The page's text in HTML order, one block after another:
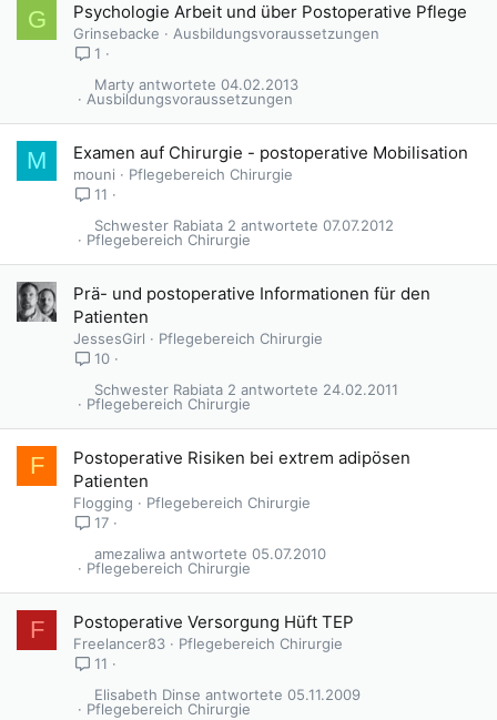
G Psychologie Arbeit und über Postoperative Pflege
Grinsebacke
Ausbildungsvoraussetzungen
1
Ausbildungsvoraussetzungen
04.02.2013
Marty
M Examen auf Chirurgie - postoperative Mobilisation
mouni
Pflegebereich Chirurgie
11
Pflegebereich Chirurgie
07.07.2012
Schwester Rabiata 2
Prä- und postoperative Informationen für den
Patienten
JessesGirl
Pflegebereich Chirurgie
10
Pflegebereich Chirurgie
24.02.2011
Schwester Rabiata 2
F
Postoperative Risiken bei extrem adipösen
Patienten
Flogging
Pflegebereich Chirurgie
17
Pflegebereich Chirurgie
05.07.2010
amezaliwa
F Postoperative Versorgung Hüft TEP
Freelancer83
Pflegebereich Chirurgie
11
Pflegebereich Chirurgie
05.11.2009
Elisabeth Dinse